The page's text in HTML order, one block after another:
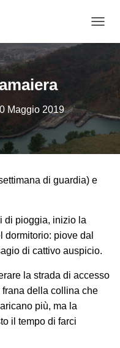
A
I
N
Maggio 2019
di guardia) e
di pioggia, inizio la
piove dal
di cattivo auspicio.
la strada di accesso
della collina che
più, ma la
il tempo di farci